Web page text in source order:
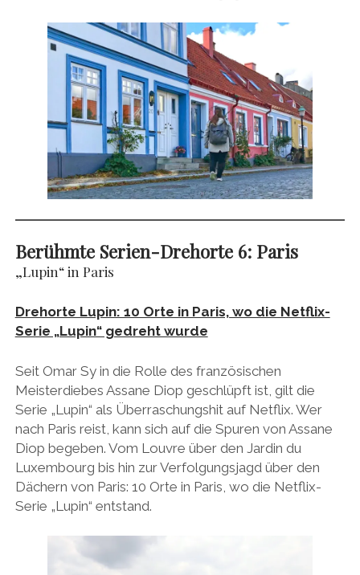
Berühmte Serien-Drehorte 6: Paris
„Lupin“ in Paris
Drehorte Lupin: 10 Orte in Paris, wo die Netflix-
Serie „Lupin“ gedreht wurde
Seit Omar Sy in die Rolle des französischen
Meisterdiebes Assane Diop geschlüpft ist, gilt die
Serie „Lupin“ als Überraschungshit auf Netflix. Wer
nach Paris reist, kann sich auf die Spuren von Assane
Diop begeben. Vom Louvre über den Jardin du
Luxembourg bis hin zur Verfolgungsjagd über den
Dächern von Paris: 10 Orte in Paris, wo die Netflix-
Serie „Lupin“ entstand.